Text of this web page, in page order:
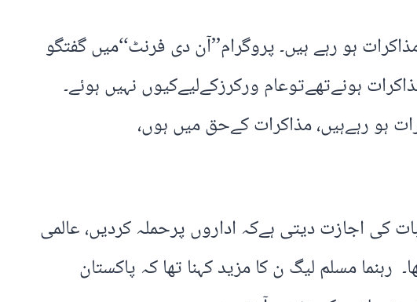
ہو رہے ہیں۔ پروگرام’’آن دی فرنٹ‘‘میں گفتگو
ہونےتھےتوعام ورکرزکےلیےکیوں نہیں ہوئے۔
ہو رہےہیں، مذاکرات کےحق میں ہوں،
کی اجازت دیتی ہےکہ اداروں پرحملہ کردیں، عالمی
رہنما مسلم لیگ ن کا مزید کہنا تھا کہ پاکستان